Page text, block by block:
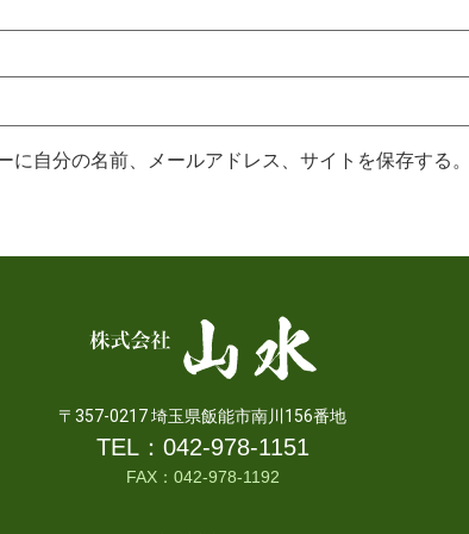
に自分の名前、メールアドレス、サイトを保存する
〒357-0217 埼玉県飯能市南川156番地
TEL： 042-978-1151
FAX：042-978-1192